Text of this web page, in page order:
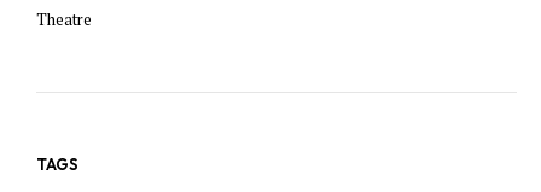
Theatre
TAGS